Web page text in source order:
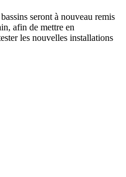
seront à nouveau remis
afin de mettre en
les nouvelles installations